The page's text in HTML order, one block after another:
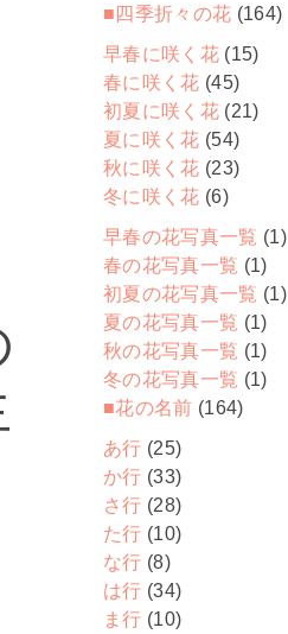
■四季折々の花 (164)
早春に咲く花(15)
春に咲く花 (45)
初夏に咲く花(21)
夏に咲く花 (54)
秋に咲く花 (23)
冬に咲く花 (6)
早春の花写真一覧 (1)
春の花写真一覧 (1)
初夏の花写真一覧 (1)
夏の花写真一覧 (1)
秋の花写真一覧 (1)
冬の花写真一覧 (1)
■花の名前 (164)
あ行 (25)
か行 (33)
さ行 (28)
た行 (10)
な行 (8)
は行 (34)
ま行 (10)